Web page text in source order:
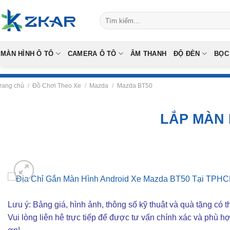
to
content
Tìm
kiếm:
MÀN HÌNH Ô TÔ CAMERA Ô TÔ ÂM THANH ĐỘ ĐÈN
chủ / Đồ Chơi Theo Xe / Mazda / Mazda BT50
LẮP MÀN
Lưu ý: Bảng giá, hình ảnh, thông số kỹ thuật và quà tặng có
Vui lòng liên hê trực tiếp để được tư vấn chính xác và phù